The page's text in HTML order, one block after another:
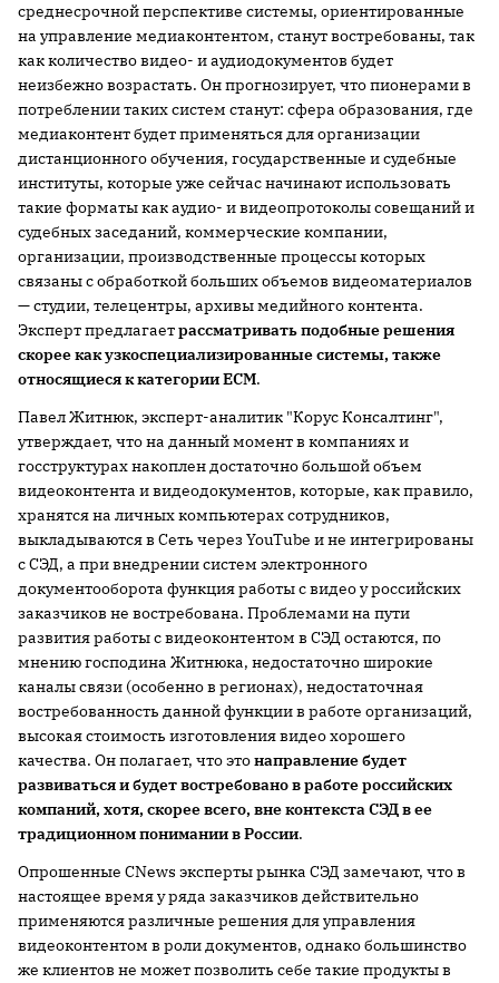
среднесрочной перспективе системы, ориентированные
на управление медиаконтентом, станут востребованы, так
как количество видео- и аудиодокументов будет
неизбежно возрастать. Он прогнозирует, что пионерами в
потреблении таких систем станут: сфера образования, где
медиаконтент будет применяться для организации
дистанционного обучения, государственные и судебные
институты, которые уже сейчас начинают использовать
такие форматы как аудио- и видеопротоколы совещаний и
судебных заседаний, коммерческие компании,
организации, производственные процессы которых
связаны с обработкой больших объемов видеоматериалов
— студии, телецентры, архивы медийного контента.
Эксперт предлагаетрассматривать подобные решения
скорее как узкоспециализированные системы, также
относящиеся к категорииECM.
Павел Житнюк, эксперт-аналитик "Корус Консалтинг",
утверждает, что на данный момент в компаниях и
госструктурах накоплен достаточно большой объем
видеоконтента и видеодокументов, которые, как правило,
хранятся на личных компьютерах сотрудников,
выкладываются в Сеть через YouTube и не интегрированы
с СЭД, а при внедрении систем электронного
документооборота функция работы с видео у российских
заказчиков не востребована. Проблемами на пути
развития работы с видеоконтентом в СЭД остаются, по
мнению господина Житнюка, недостаточно широкие
каналы связи (особенно в регионах), недостаточная
востребованность данной функции в работе организаций,
высокая стоимость изготовления видео хорошего
качества. Он полагает, что этонаправление будет
развиваться и будет востребовано в работе российских
компаний, хотя, скорее всего, вне контекста СЭД в ее
традиционном понимании в России.
Опрошенные CNews эксперты рынка СЭД замечают, что в
настоящее время у ряда заказчиков действительно
применяются различные решения для управления
видеоконтентом в роли документов, однако большинство
же клиентов не может позволить себе такие продукты в